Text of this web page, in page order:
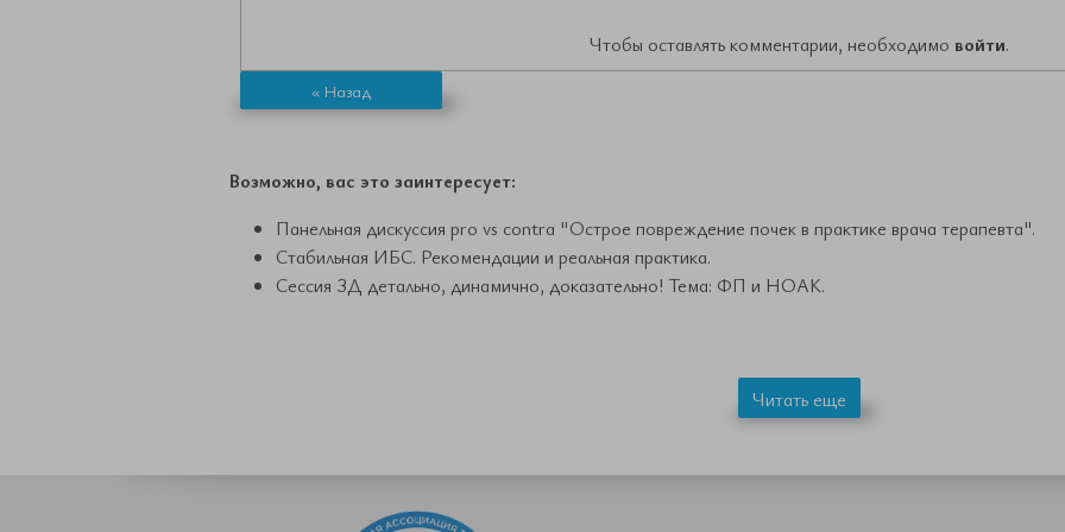
Чтобы оставлять комментарии, необходимо войти.
« Назад
Возможно, вас это заинтересует:
Панельная дискуссия pro vs contra "Острое повреждение почек в практике врача терапевта".
Стабильная ИБС. Рекомендации и реальная практика.
Сессия ЗД детально, динамично, доказательно! Тема: ФП и НОАК.
Читать еще